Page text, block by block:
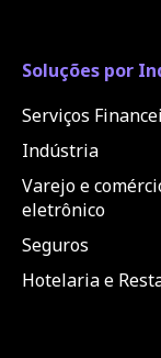
Soluções por
Serviços
Indústria
Varejo e
eletrônico
Seguros
Hotelaria e